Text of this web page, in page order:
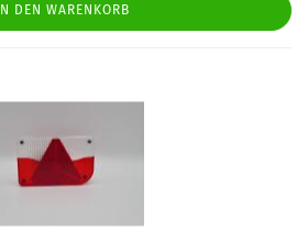
IN DEN WARENKORB